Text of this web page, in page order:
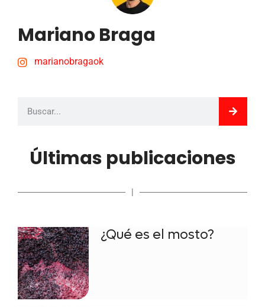
Mariano Braga
marianobragaok
Últimas publicaciones
|
¿Qué es el mosto?